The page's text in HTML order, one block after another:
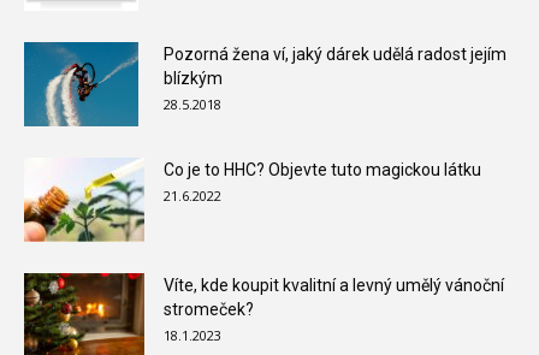
Pozorná žena ví, jaký dárek udělá radost jejím
blízkým
28.5.2018
Co je to HHC? Objevte tuto magickou látku
21.6.2022
Víte, kde koupit kvalitní a levný umělý vánoční
stromeček?
18.1.2023